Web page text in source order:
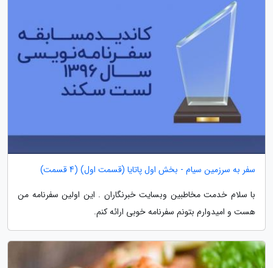
سفر به سرزمین سیام - بخش اول پاتایا (قسمت اول) (4 قسمت)
با سلام خدمت مخاطبین وبسایت خبرنگاران . این اولین سفرنامه من
هست و امیدوارم بتونم سفرنامه خوبی ارائه کنم.